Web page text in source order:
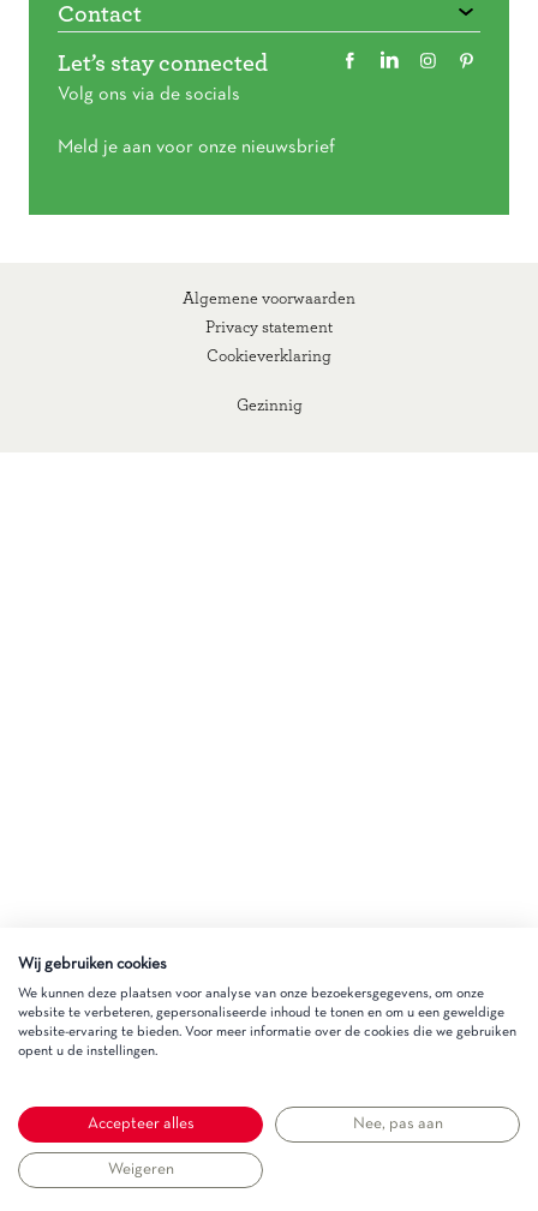
Contact
Let’s stay connected
Volg ons via de socials
Meld je aan voor onze nieuwsbrief
Gezinnig
Algemene voorwaarden
Privacy statement
Cookieverklaring
Wij gebruiken cookies
We kunnen deze plaatsen voor analyse van onze bezoekersgegevens, om onze
website te verbeteren, gepersonaliseerde inhoud te tonen en om u een geweldige
website-ervaring te bieden. Voor meer informatie over de cookies die we gebruiken
opent u de instellingen.
Accepteer alles Nee, pas aan
Weigeren